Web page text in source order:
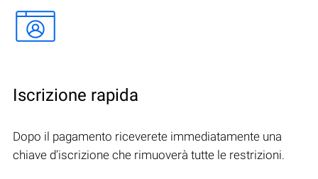
Iscrizione rapida
Dopo il pagamento riceverete immediatamente una
chiave d’iscrizione che rimuoverà tutte le restrizioni.